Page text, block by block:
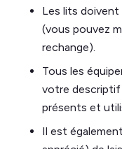
Les lits
(vous pouvez
rechange).
Tous les
votre
présents et
Il est